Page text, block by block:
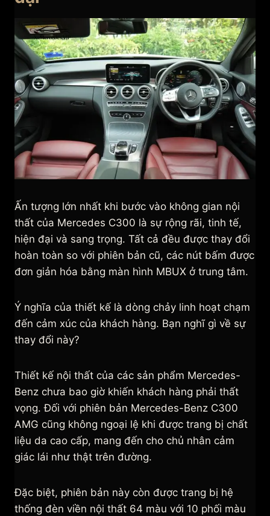
Ấn tượng lớn nhất khi bước vào không gian nội
thất của Mercedes C300 là sự rộng rãi, tinh tế,
hiện đại và sang trọng. Tất cả đều được thay đổi
hoàn toàn so với phiên bản cũ, các nút bấm được
đơn giản hóa bằng màn hình MBUX ở trung tâm.
Ý nghĩa của thiết kế là dòng chảy linh hoạt chạm
đến cảm xúc của khách hàng. Bạn nghĩ gì về sự
thay đổi này?
Thiết kế nội thất của các sản phẩm Mercedes-
Benz chưa bao giờ khiến khách hàng phải thất
vọng. Đối với phiên bản Mercedes-Benz C300
AMG cũng không ngoại lệ khi được trang bị chất
liệu da cao cấp, mang đến cho chủ nhân cảm
giác lái như thật trên đường.
Đặc biệt, phiên bản này còn được trang bị hệ
thống đèn viền nội thất 64 màu với 10 phối màu